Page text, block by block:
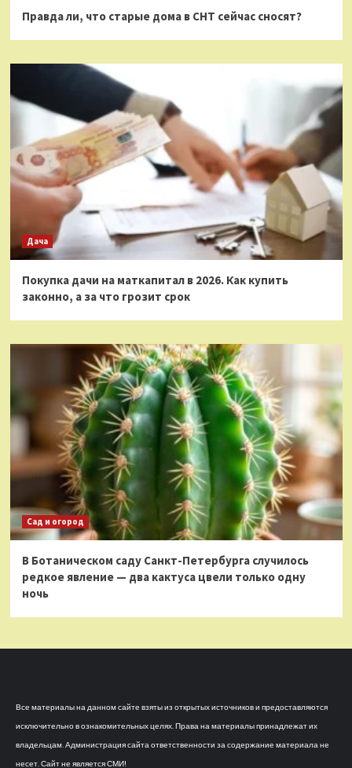
Правда ли, что старые дома в СНТ сейчас сносят?
Дача
Покупка дачи на маткапитал в 2026. Как купить
законно, а за что грозит срок
Сад и огород
В Ботаническом саду Санкт-Петербурга случилось
редкое явление — два кактуса цвели только одну
ночь
Все материалы на данном сайте взяты из открытых источников и предоставляются
исключительно в ознакомительных целях. Права на материалы принадлежат их
владельцам. Администрация сайта ответственности за содержание материала не
несет. Сайт не является СМИ!